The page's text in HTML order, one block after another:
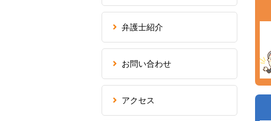
弁護士紹介
お問い合わせ
アクセス